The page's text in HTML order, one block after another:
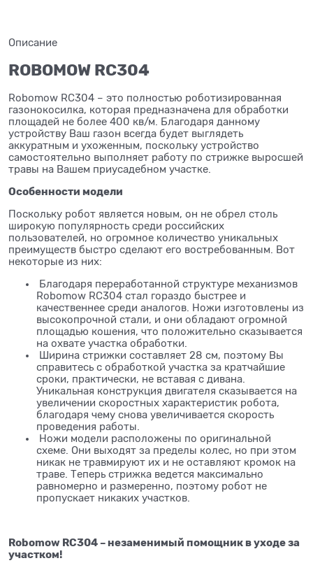
Описание
ROBOMOW RC304
Robomow RC304 – это полностью роботизированная
газонокосилка, которая предназначена для обработки
площадей не более 400 кв/м. Благодаря данному
устройству Ваш газон всегда будет выглядеть
аккуратным и ухоженным, поскольку устройство
самостоятельно выполняет работу по стрижке выросшей
травы на Вашем приусадебном участке.
Особенности модели
Поскольку робот является новым, он не обрел столь
широкую популярность среди российских
пользователей, но огромное количество уникальных
преимуществ быстро сделают его востребованным. Вот
некоторые из них:
Благодаря переработанной структуре механизмов
Robomow RC304 стал гораздо быстрее и
качественнее среди аналогов. Ножи изготовлены из
высокопрочной стали, и они обладают огромной
площадью кошения, что положительно сказывается
на охвате участка обработки.
Ширина стрижки составляет 28 см, поэтому Вы
справитесь с обработкой участка за кратчайшие
сроки, практически, не вставая с дивана.
Уникальная конструкция двигателя сказывается на
увеличении скоростных характеристик робота,
благодаря чему снова увеличивается скорость
проведения работы.
Ножи модели расположены по оригинальной
схеме. Они выходят за пределы колес, но при этом
никак не травмируют их и не оставляют кромок на
траве. Теперь стрижка ведется максимально
равномерно и размеренно, поэтому робот не
пропускает никаких участков.
Robomow RC304 – незаменимый помощник в уходе за
участком!